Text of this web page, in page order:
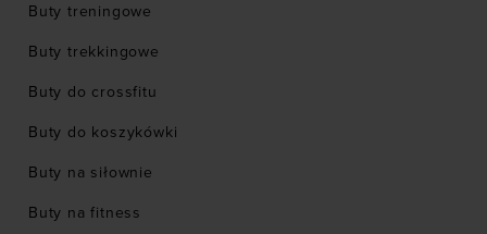
Buty treningowe
Buty trekkingowe
Buty do crossfitu
Buty do koszykówki
Buty na siłownie
Buty na fitness